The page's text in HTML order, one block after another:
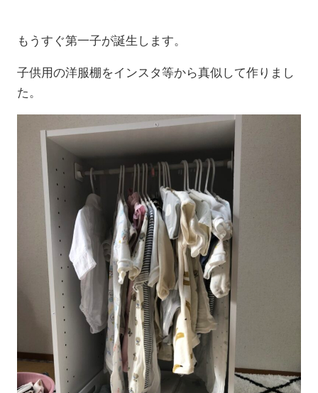
もうすぐ第一子が誕生します。
子供用の洋服棚をインスタ等から真似して作りまし
た。